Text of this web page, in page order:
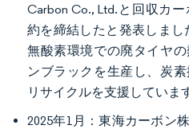
Carbon Co., Ltd.と回収カ
約を締結したと発表しまし
無酸素環境での廃タイヤ
ンブラックを生産し、炭
リサイクルを支援していま
2025年1月：東海カーボン